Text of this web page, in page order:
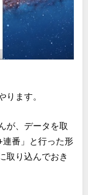
ます。
が、データを取
連番」と行った形
取り込んでおき